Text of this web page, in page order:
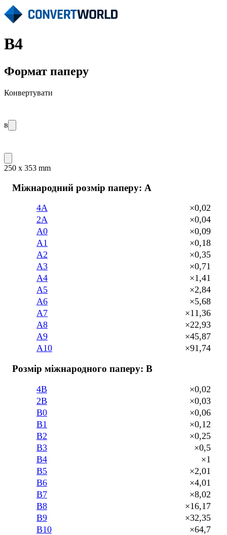
B4
Формат паперу
Конвертувати
в
250 x 353 mm
Міжнародний розмір паперу: A
4A
×0,02
2A
×0,04
A0
×0,09
A1
×0,18
A2
×0,35
A3
×0,71
A4
×1,41
A5
×2,84
A6
×5,68
A7
×11,36
A8
×22,93
A9
×45,87
A10
×91,74
Розмір міжнародного паперу: B
4B
×0,02
2B
×0,03
B0
×0,06
B1
×0,12
B2
×0,25
B3
×0,5
B4
×1
B5
×2,01
B6
×4,01
B7
×8,02
B8
×16,17
B9
×32,35
B10
×64,7